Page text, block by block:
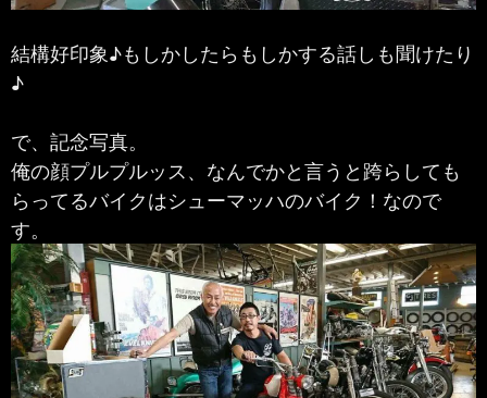
結構好印象♪もしかしたらもしかする話しも聞けたり
♪
で、記念写真。
俺の顔プルプルッス、なんでかと言うと跨らしても
らってるバイクはシューマッハのバイク！なので
す。